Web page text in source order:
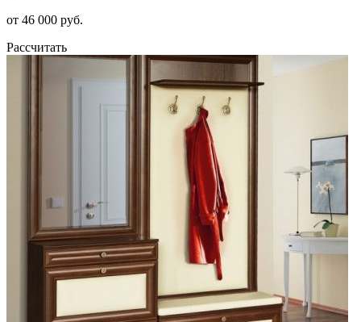
от 46 000 руб.
Рассчитать